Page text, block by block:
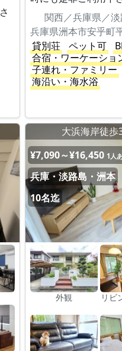
関西／兵庫県／
兵庫県洲本市安乎町
貸別荘
ペット可
合宿・ワーケーショ
子連れ・ファミリー
海沿い・海水浴
大浜海岸徒
¥7,090～¥16,450 1人
兵庫・淡路島・洲本
10名迄
外観
リビ